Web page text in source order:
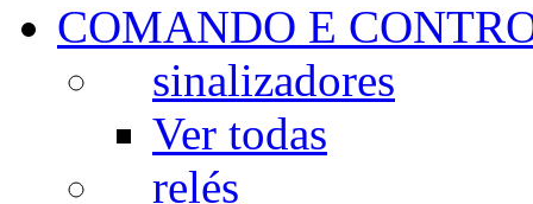
COMANDO E
sinalizadores
Ver todas
relés